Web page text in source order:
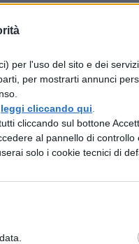
per l'uso del sito e dei
per mostrarti annunci
leggi cliccando qui
cliccando sul bottone
al pannello di controllo
solo i cookie tecnici di
promozione